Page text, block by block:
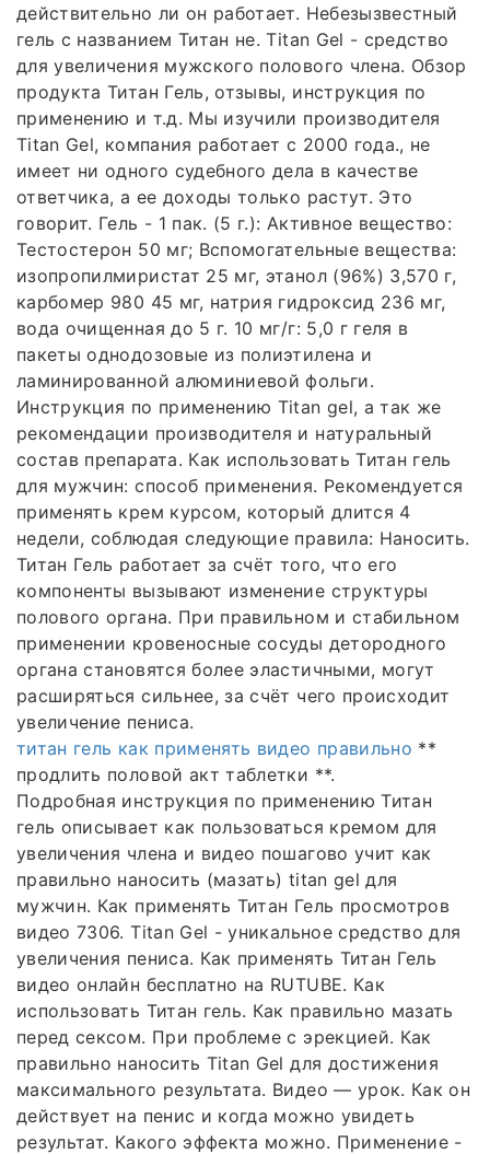
действительно ли он работает. Небезызвестный
гель с названием Титан не. Titan Gel - средство
для увеличения мужского полового члена. Обзор
продукта Титан Гель, отзывы, инструкция по
применению и т.д. Мы изучили производителя
Titan Gel, компания работает с 2000 года., не
имеет ни одного судебного дела в качестве
ответчика, а ее доходы только растут. Это
говорит. Гель - 1 пак. (5 г.): Активное вещество:
Тестостерон 50 мг; Вспомогательные вещества:
изопропилмиристат 25 мг, этанол (96%) 3,570 г,
карбомер 980 45 мг, натрия гидроксид 236 мг,
вода очищенная до 5 г. 10 мг/г: 5,0 г геля в
пакеты однодозовые из полиэтилена и
ламинированной алюминиевой фольги.
Инструкция по применению Titan gel, а так же
рекомендации производителя и натуральный
состав препарата. Как использовать Титан гель
для мужчин: способ применения. Рекомендуется
применять крем курсом, который длится 4
недели, соблюдая следующие правила: Наносить.
Титан Гель работает за счёт того, что его
компоненты вызывают изменение структуры
полового органа. При правильном и стабильном
применении кровеносные сосуды детородного
органа становятся более эластичными, могут
расширяться сильнее, за счёт чего происходит
увеличение пениса.
титан гель как применять видео правильно **
продлить половой акт таблетки **.
Подробная инструкция по применению Титан
гель описывает как пользоваться кремом для
увеличения члена и видео пошагово учит как
правильно наносить (мазать) titan gel для
мужчин. Как применять Титан Гель просмотров
видео 7306. Titan Gel - уникальное средство для
увеличения пениса. Как применять Титан Гель
видео онлайн бесплатно на RUTUBE. Как
использовать Титан гель. Как правильно мазать
перед сексом. При проблеме с эрекцией. Как
правильно наносить Titan Gel для достижения
максимального результата. Видео — урок. Как он
действует на пенис и когда можно увидеть
результат. Какого эффекта можно. Применение -